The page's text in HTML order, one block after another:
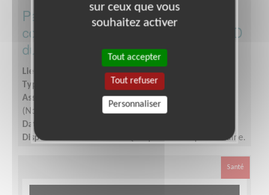
Participe au développement de la
collecte du Téléthon - secteur CCBPD
du Rhône
Lieu :
Type :
Collecte (argent, aliments...)
Association :
AFM - Coordination Téléthon - Rhône
(Nord)
Date :
Disponibilité demandée :
Quelques heures par semaine.
Santé
sur ceux que vous
souhaitez activer
Tout accepter
Tout refuser
Personnaliser